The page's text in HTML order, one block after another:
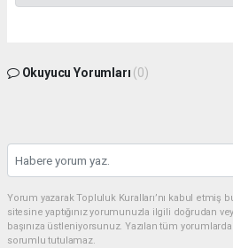
Okuyucu Yorumları (0)
Yorum yazarak Topluluk Kuralları’nı kabul etmiş
sitesine yaptığınız yorumunuzla ilgili doğrudan
başınıza üstleniyorsunuz. Yazılan tüm
sorumlu tutulamaz.